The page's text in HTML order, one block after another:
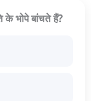
के भोपे बांचते हैं?